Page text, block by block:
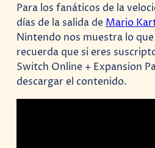
Para los fanáticos de la
días de la salida de Mario
Nintendo nos muestra lo
recuerda que si eres
Switch Online + Expansion
descargar el contenido.